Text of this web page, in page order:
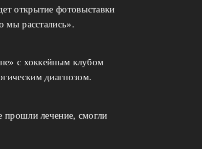
открытие фотовыставки
мы расстались».
с хоккейным клубом
диагнозом.
прошли лечение, смогли